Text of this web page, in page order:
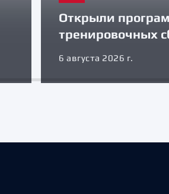
Открыли
тренировочных
6 августа 2026 г.